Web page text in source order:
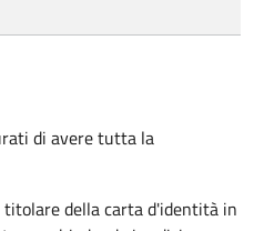
di avere tutta la
della carta d'identità in